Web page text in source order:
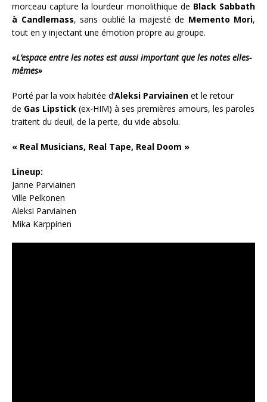
morceau capture la lourdeur monolithique de Black Sabbath
à Candlemass, sans oublié la majesté de Memento Mori,
tout en y injectant une émotion propre au groupe.
«L’espace entre les notes est aussi important que les notes elles-
mêmes»
Porté par la voix habitée d’Aleksi Parviainen et le retour
de Gas Lipstick (ex-HIM) à ses premières amours, les paroles
traitent du deuil, de la perte, du vide absolu.
« Real Musicians, Real Tape, Real Doom »
Lineup:
Janne Parviainen
Ville Pelkonen
Aleksi Parviainen
Mika Karppinen